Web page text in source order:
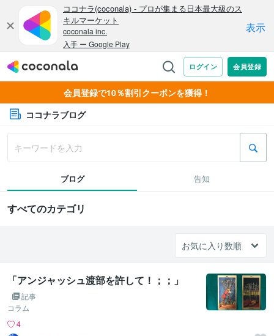
会員登録で10％割引クーポンを獲得！
ココナラブログ
ブログ 告知
すべてのカテゴリ
「アンジャッシュ渡部を許して！；；」
記事
コラム
4